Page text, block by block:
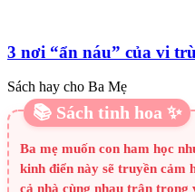
3 nơi “ẩn náu” của vi
Sách hay cho Ba Mẹ
📚 Sách tinh hoa ✨
Ba mẹ muốn con ham học
kinh điển này sẽ truyền
cả nhà cùng nhau trân trọng